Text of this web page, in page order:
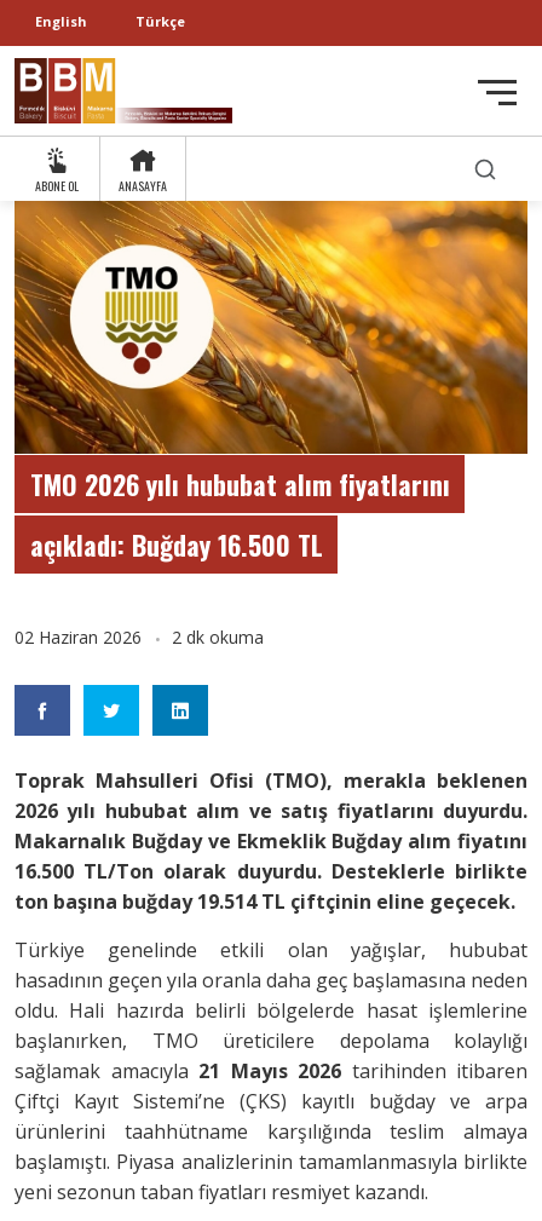
English Türkçe
ABONE OL ANASAYFA
TMO 2026 yılı hububat alım fiyatlarını
açıkladı: Buğday 16.500 TL
02 Haziran 2026 2 dk okuma
Toprak Mahsulleri Ofisi (TMO), merakla beklenen
2026 yılı hububat alım ve satış fiyatlarını duyurdu.
Makarnalık Buğday ve Ekmeklik Buğday alım fiyatını
16.500 TL/Ton olarak duyurdu. Desteklerle birlikte
ton başına buğday 19.514 TL çiftçinin eline geçecek.
Türkiye genelinde etkili olan yağışlar, hububat
hasadının geçen yıla oranla daha geç başlamasına neden
oldu. Hali hazırda belirli bölgelerde hasat işlemlerine
başlanırken, TMO üreticilere depolama kolaylığı
sağlamak amacıyla 21 Mayıs 2026 tarihinden itibaren
Çiftçi Kayıt Sistemi’ne (ÇKS) kayıtlı buğday ve arpa
ürünlerini taahhütname karşılığında teslim almaya
başlamıştı. Piyasa analizlerinin tamamlanmasıyla birlikte
yeni sezonun taban fiyatları resmiyet kazandı.